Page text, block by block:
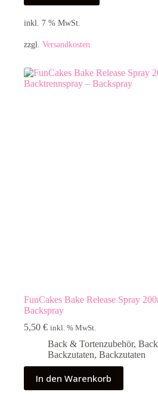
inkl. 7 % MwSt.
zzgl. Versandkosten
FunCakes Bake Release Spray
Backspray
5,50 € inkl. % MwSt.
Back & Tortenzubehör,
Backzutaten, Backzutaten
In den Warenkorb